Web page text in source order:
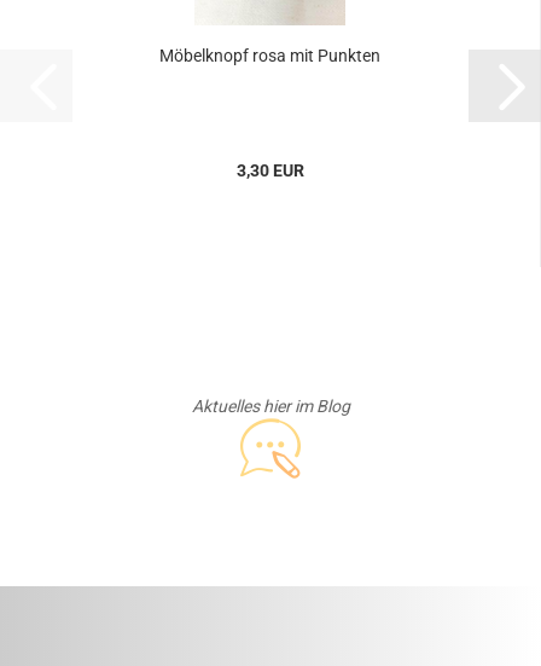
Möbelknopf rosa mit Punkten
3,30 EUR
Aktuelles hier im Blog